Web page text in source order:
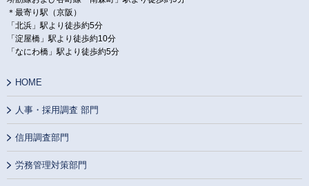
＊最寄り駅（京阪）
「北浜」駅より徒歩約5分
「淀屋橋」駅より徒歩約10分
「なにわ橋」駅より徒歩約5分
HOME
人事・採用調査 部門
信用調査部門
労務管理対策部門